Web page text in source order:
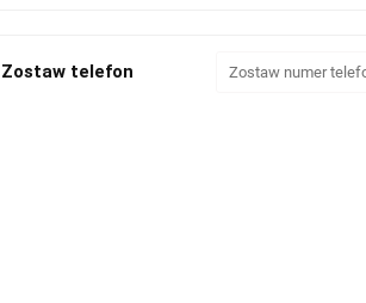
Zostaw telefon